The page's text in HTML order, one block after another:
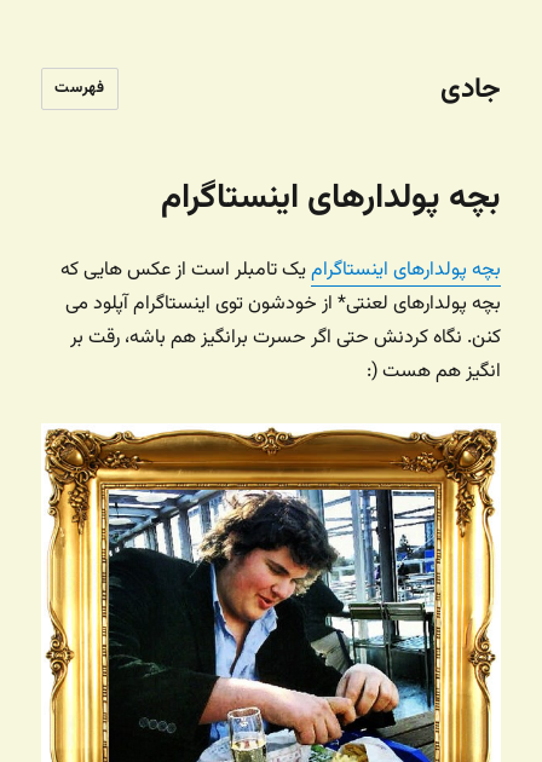
جادی فهرست
بچه پولدارهای اینستاگرام
بچه پولدارهای اینستاگرامیک تامبلر است از عکس هایی که
بچه پولدارهای لعنتی* از خودشون توی اینستاگرام آپلود می
کنن. نگاه کردنش حتی اگر حسرت برانگیز هم باشه،‌ رقت بر
انگیز هم هست (: